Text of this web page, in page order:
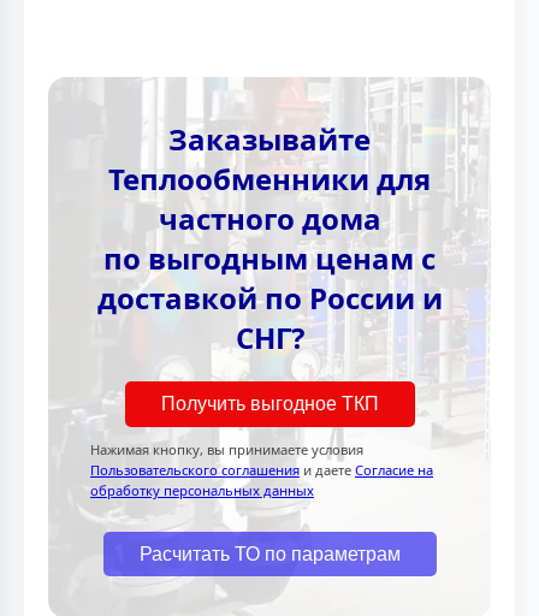
Заказывайте
Теплообменники для
частного дома
по выгодным ценам с
доставкой по России и
СНГ?
Получить выгодное ТКП
Нажимая кнопку, вы принимаете условия
Пользовательского соглашения и даете Согласие на
обработку персональных данных
Расчитать ТО по параметрам